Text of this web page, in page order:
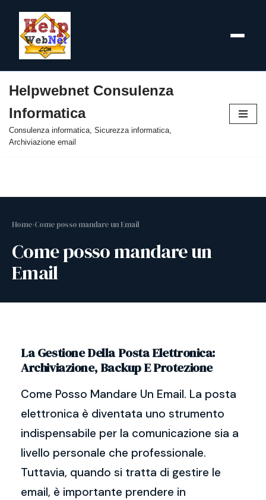
al
contenuto
Helpwebnet Consulenza
Informatica
Consulenza informatica, Sicurezza informatica,
Archiviazione email
Home›Come posso mandare un Email
Come posso mandare un
Email
La Gestione Della Posta Elettronica:
Archiviazione, Backup E Protezione
Come Posso Mandare Un Email. La posta
elettronica è diventata uno strumento
indispensabile per la comunicazione sia a
livello personale che professionale.
Tuttavia, quando si tratta di gestire le
email, è importante prendere in